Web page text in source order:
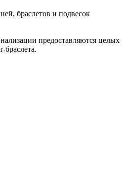
браслетов и подвесок
предоставляются целых